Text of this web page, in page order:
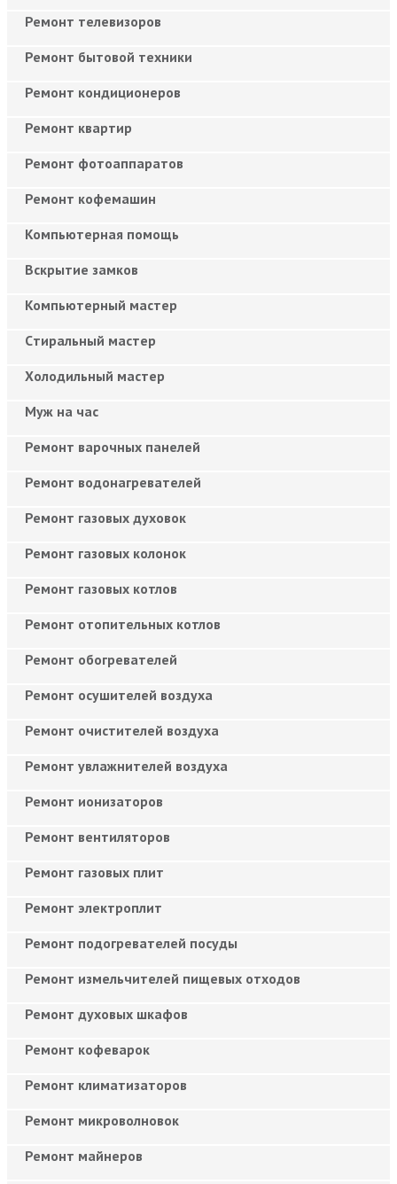
Ремонт телевизоров
Ремонт бытовой техники
Ремонт кондиционеров
Ремонт квартир
Ремонт фотоаппаратов
Ремонт кофемашин
Компьютерная помощь
Вскрытие замков
Компьютерный мастер
Cтиральный мастер
Холодильный мастер
Муж на час
Ремонт варочных панелей
Ремонт водонагревателей
Ремонт газовых духовок
Ремонт газовых колонок
Ремонт газовых котлов
Ремонт отопительных котлов
Ремонт обогревателей
Ремонт осушителей воздуха
Ремонт очистителей воздуха
Ремонт увлажнителей воздуха
Ремонт ионизаторов
Ремонт вентиляторов
Ремонт газовых плит
Ремонт электроплит
Ремонт подогревателей посуды
Ремонт измельчителей пищевых отходов
Ремонт духовых шкафов
Ремонт кофеварок
Ремонт климатизаторов
Ремонт микроволновок
Ремонт майнеров